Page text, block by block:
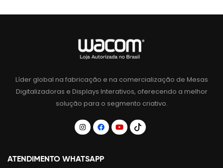
Líder global na fabricação e na comercialização de Mesas
Digitalizadoras e Displays Interativos, oferecendo a melhor
solução para o segmento criativo.
ATENDIMENTO WHATSAPP